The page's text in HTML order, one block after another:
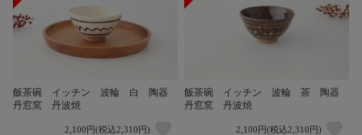
飯茶碗 イッチン 波輪 白 陶器
丹窓窯 丹波焼
2,100円(税込2,310円)
飯茶碗 イッチン 波輪 茶 陶器
丹窓窯 丹波焼
2,100円(税込2,310円)